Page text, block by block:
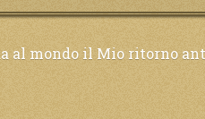
al mondo il Mio ritorno